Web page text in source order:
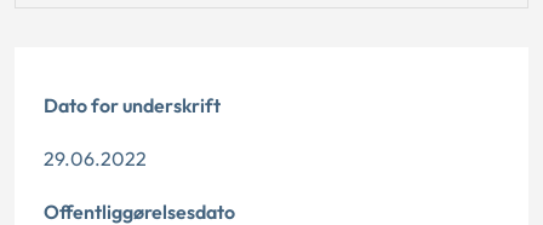
Dato for underskrift
29.06.2022
Offentliggørelsesdato